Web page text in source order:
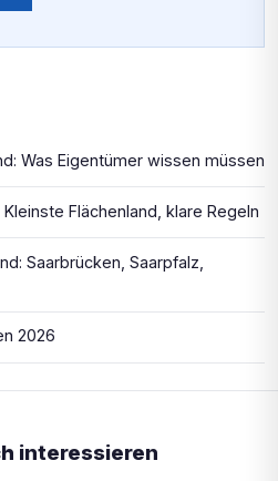
Was Eigentümer wissen müssen
Flächenland, klare Regeln
Saarbrücken, Saarpfalz,
2026
interessieren